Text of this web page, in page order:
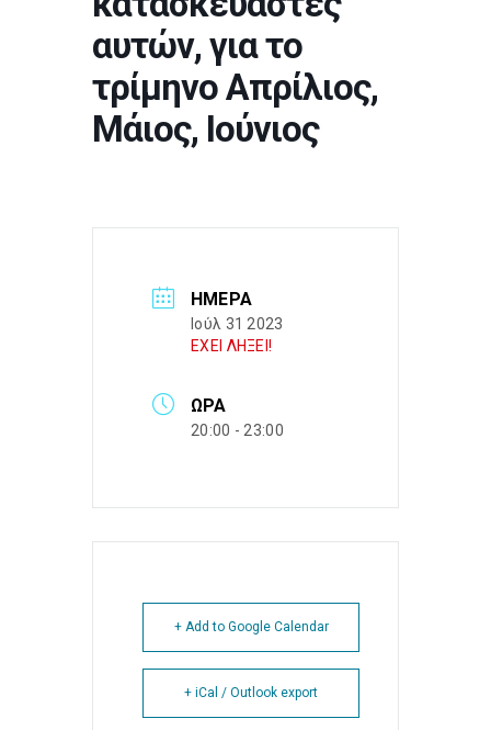
αυτών, για το
τρίμηνο Απρίλιος,
Μάιος, Ιούνιος
ΗΜΈΡΑ
Ιούλ 31 2023
ΕΧΕΙ ΛΗΞΕΙ!
ΏΡΑ
20:00 - 23:00
+ Add to Google Calendar
+ iCal / Outlook export